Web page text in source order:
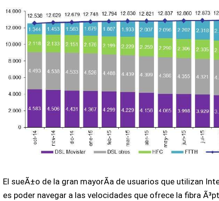
El sueÃ±o de la gran mayorÃ­a de usuarios que utilizan
es poder navegar a las velocidades que ofrece la fibra